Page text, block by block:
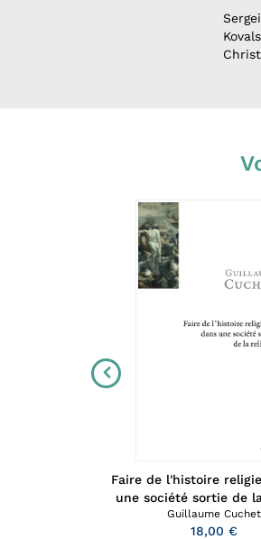
Faire de l'histoire
une société sortie de
Guillaume Cuchet
18,00 €